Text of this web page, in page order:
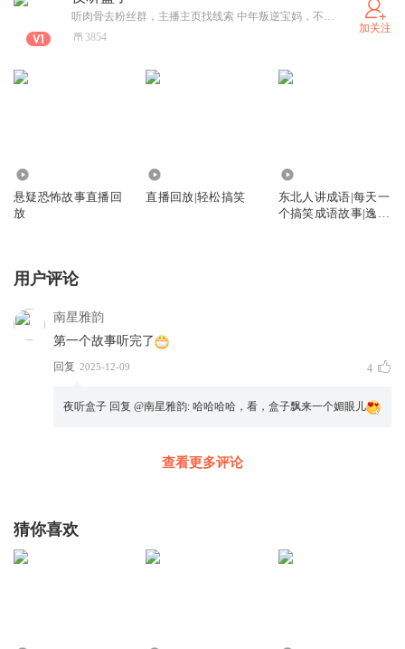
听肉骨去粉丝群，主播主页找线索 中年叛逆宝妈，不务正业的花艺工作室主理人，东北豪爽大妞，感谢大家的关注、评论、打赏 比个超大的心
3854
加关注
悬疑恐怖故事直播回
放
直播回放|轻松搞笑
东北人讲成语|每天一
个搞笑成语故事|逸闻
用户评论
南星雅韵
第一个故事听完了
回复 2025-12-09 4
夜听盒子 回复 @南星雅韵: 哈哈哈哈，看，盒子飘来一个媚眼儿
查看更多评论
猜你喜欢